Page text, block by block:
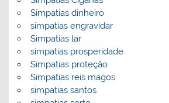
Simpatias dinheiro
simpatias engravidar
Simpatias lar
simpatias prosperidade
Simpatias proteção
Simpatias reis magos
simpatias santos